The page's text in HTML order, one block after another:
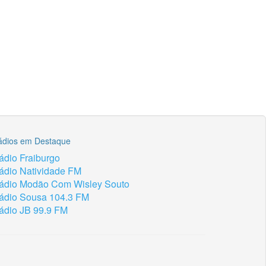
em Destaque
Fraiburgo
Natividade FM
Modão Com Wisley Souto
Sousa 104.3 FM
JB 99.9 FM